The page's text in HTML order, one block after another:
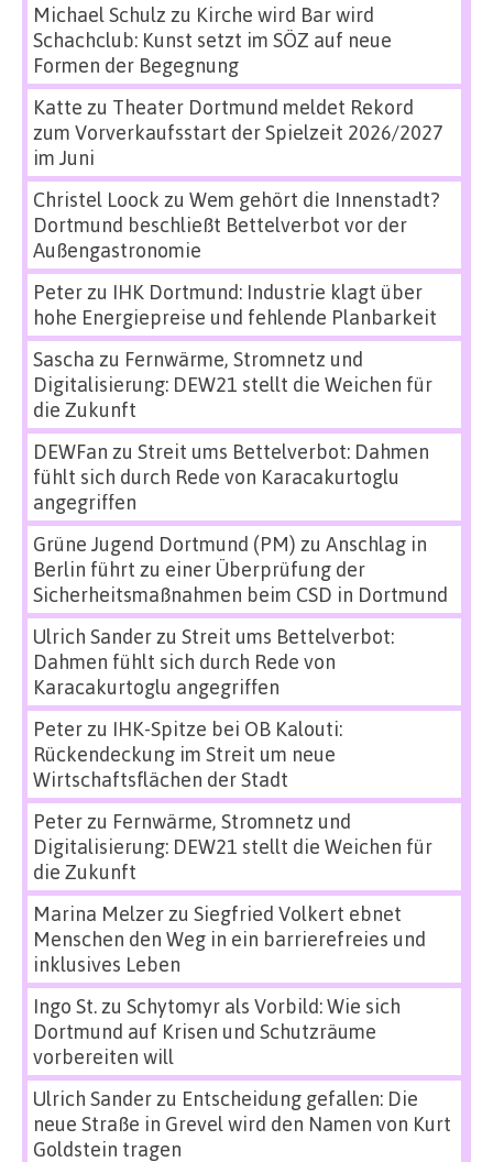
Michael Schulz zu Kirche wird Bar wird
Schachclub: Kunst setzt im SÖZ auf neue
Formen der Begegnung
Katte zu Theater Dortmund meldet Rekord
zum Vorverkaufsstart der Spielzeit 2026/2027
im Juni
Christel Loock zu Wem gehört die Innenstadt?
Dortmund beschließt Bettelverbot vor der
Außengastronomie
Peterzu IHK Dortmund: Industrie klagt über
hohe Energiepreise und fehlende Planbarkeit
Sascha zu Fernwärme, Stromnetz und
Digitalisierung: DEW21 stellt die Weichen für
die Zukunft
DEWFan zu Streit ums Bettelverbot: Dahmen
fühlt sich durch Rede von Karacakurtoglu
angegriffen
Grüne Jugend Dortmund (PM) zu Anschlag in
Berlin führt zu einer Überprüfung der
Sicherheitsmaßnahmen beim CSD in Dortmund
Ulrich Sanderzu Streit ums Bettelverbot:
Dahmen fühlt sich durch Rede von
Karacakurtoglu angegriffen
Peterzu IHK-Spitze bei OB Kalouti:
Rückendeckung im Streit um neue
Wirtschaftsflächen der Stadt
Peterzu Fernwärme, Stromnetz und
Digitalisierung: DEW21 stellt die Weichen für
die Zukunft
Marina Melzerzu Siegfried Volkert ebnet
Menschen den Weg in ein barrierefreies und
inklusives Leben
Ingo St.zu Schytomyr als Vorbild: Wie sich
Dortmund auf Krisen und Schutzräume
vorbereiten will
Ulrich Sanderzu Entscheidung gefallen: Die
neue Straße in Grevel wird den Namen von Kurt
Goldstein tragen